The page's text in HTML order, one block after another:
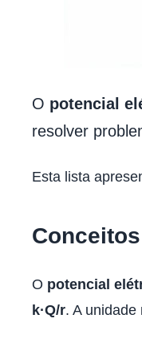
O potencial
resolver
Esta lista
O potencial
k·Q/r. A unidade